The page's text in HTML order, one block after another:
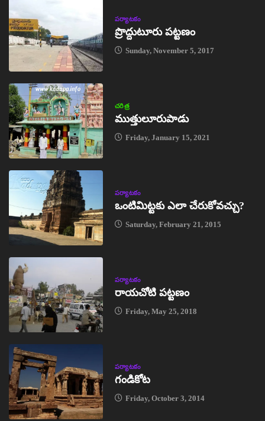
పర్యాటకం
ప్రొద్దుటూరు పట్టణం
Sunday, November 5, 2017
చరిత్ర
ముత్తులూరుపాడు
Friday, January 15, 2021
పర్యాటకం
ఒంటిమిట్టకు ఎలా చేరుకోవచ్చు?
Saturday, February 21, 2015
పర్యాటకం
రాయచోటి పట్టణం
Friday, May 25, 2018
పర్యాటకం
గండికోట
Friday, October 3, 2014